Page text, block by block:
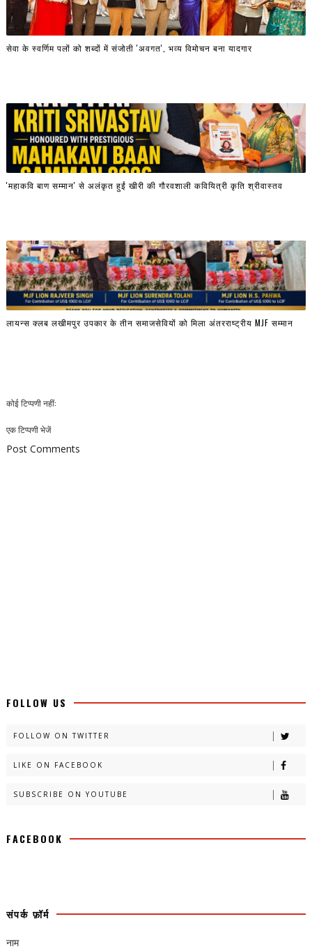
सेवा के स्वर्णिम पलों को शब्दों में संजोती 'अवगत', भव्य विमोचन बना यादगार
'महाकवि बाण सम्मान' से अलंकृत हुईं खीरी की गौरवशाली कवियित्री कृति श्रीवास्तव
लायन्स क्लब लखीमपुर उपकार के तीन समाजसेवियों को मिला अंतरराष्ट्रीय MJF सम्मान
कोई टिप्पणी नहीं:
एक टिप्पणी भेजें
Post Comments
FOLLOW US
FOLLOW ON TWITTER
LIKE ON FACEBOOK
SUBSCRIBE ON YOUTUBE
FACEBOOK
संपर्क फ़ॉर्म
नाम